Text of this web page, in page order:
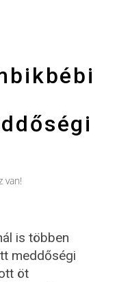
van!
is többen
meddőségi
öt